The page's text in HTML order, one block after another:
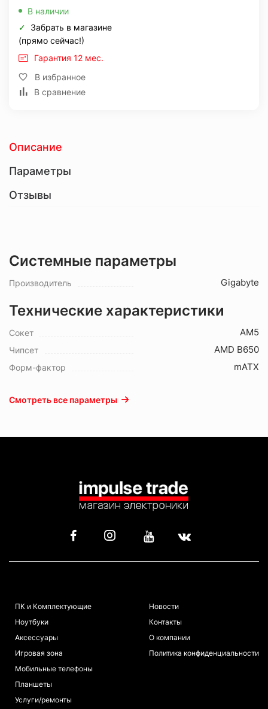
В наличии
✓
Забрать в магазине
(прямо сейчас!)
Гарантия 12 мес.
В избранное
В сравнение
Описание
Параметры
Отзывы
Системные параметры
Производитель Gigabyte
Технические характеристики
Сокет AM5
Чипсет AMD B650
Форм-фактор mATX
Смотреть все параметры
ПК и Комплектующие
Ноутбуки
Аксессуары
Игровая зона
Мобильные телефоны
Планшеты
Услуги/ремонты
Новости
Контакты
О компании
Политика конфиденциальности